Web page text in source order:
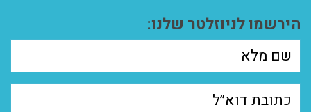
הירשמו לניוזלטר שלנו: